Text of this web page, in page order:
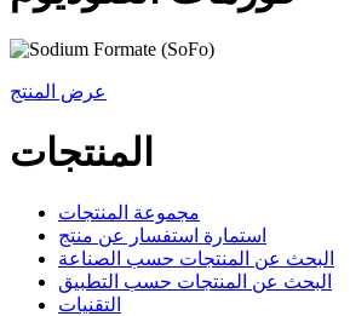
عرض المنتج
المنتجات
مجموعة المنتجات
استمارة استفسار عن منتج
البحث عن المنتجات حسب الصناعة
البحث عن المنتجات حسب التطبيق
التقنيات